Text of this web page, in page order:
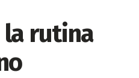
la rutina